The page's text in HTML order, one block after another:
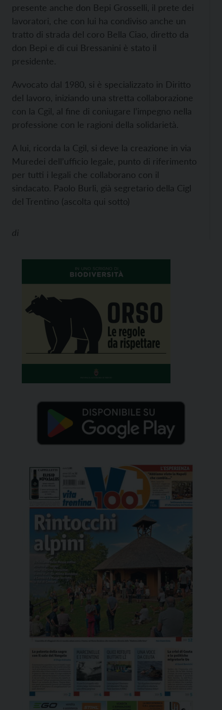
presente anche don Bepi Grosselli, il prete dei
lavoratori, che con lui ha condiviso anche un
tratto di strada del coro Bella Ciao, diretto da
don Bepi e di cui Bressanini è stato il
presidente.
Avvocato dal 1980, si è specializzato in Diritto
del lavoro, iniziando una stretta collaborazione
con la Cgil, al fine di coniugare l’impegno nella
professione con le ragioni della solidarietà.
A lui, ricorda la Cgil, si deve la creazione in via
Muredei dell’ufficio legale, punto di riferimento
per tutti i legali che collaborano con il
sindacato. Paolo Burli, già segretario della Cigl
del Trentino (ascolta qui sotto)
di